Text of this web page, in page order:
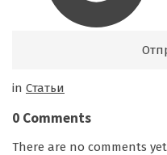
in Cтатьи
0 Comments
There are no comments yet